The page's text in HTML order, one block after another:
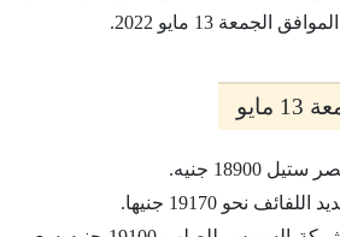
الجمعة 13 مايو 2022.
جنيه.
نحو 19170 جنيها.